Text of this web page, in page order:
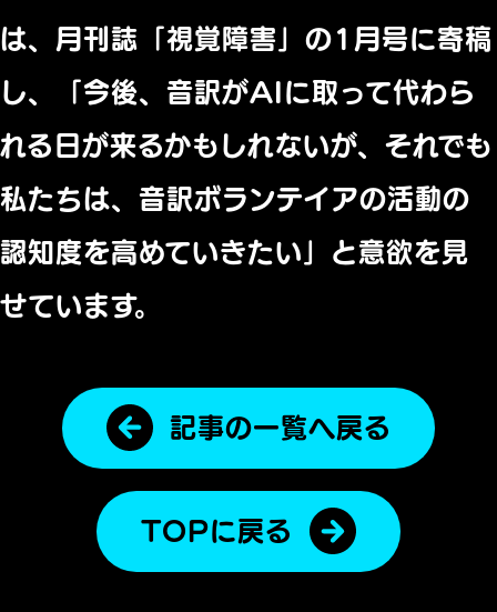
は、月刊誌「視覚障害」の1月号に寄稿
し、「今後、音訳がAIに取って代わら
れる日が来るかもしれないが、それでも
私たちは、音訳ボランテイアの活動の
認知度を高めていきたい」 と意欲を見
せています。
記事の一覧へ戻る
TOPに戻る